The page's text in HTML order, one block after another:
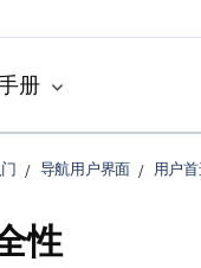
册
导航用户界面 用户
性